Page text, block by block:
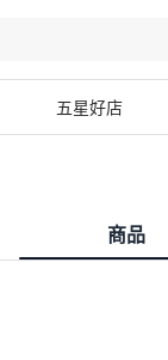
五星好店
商品